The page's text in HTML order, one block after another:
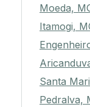
Moeda,
Itamogi,
Santa
Pedralva,